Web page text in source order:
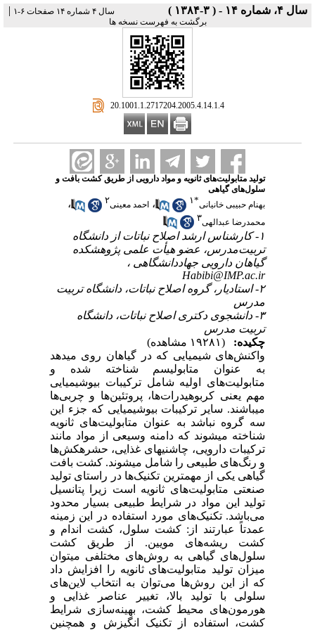
سال ۴، شماره ۱۴ - ( ۳-۱۳۸۴ ) سال ۴ شماره ۱۴ صفحات ۶-۱ |
برگشت به فهرست نسخه ها
‎ 20.1001.1.2717204.2005.4.14.1.4
تولید متابولیت‌های ثانویه و مواد دارویی از طریق کشت بافت و
سلول‌های گیاهی
بهنام حبیبی خانیانی*۱ ، احمد معینی۲ ،
محمدرضا عبدالهی۳
۱- کارشناس ارشد اصلاح نباتات از دانشگاه
تربیت‌مدرس، عضو هیأت علمی پژوهشکده
گیاهان دارویی جهاددانشگاهی ،
Habibi@IMP.ac.ir
۲- استادیار، گروه اصلاح نباتات، دانشگاه تربیت
مدرس
۳- دانشجوی دکتری اصلاح نباتات، دانشگاه
تربیت مدرس
چکیده:
(۱۹۲۸۱ مشاهده)
واکنش‌های شیمیایی که در گیاهان روی می‎دهد
به عنوان متابولیسم شناخته شده و
متابولیت‌های اولیه شامل ترکیبات بیوشیمیایی
مهم یعنی کربوهیدرات‌ها، پروتئین‌ها و چربی‌ها
می‎باشند. سایر ترکیبات بیوشیمیایی که جزء این
سه گروه نباشد به عنوان متابولیت‌های ثانویه
شناخته می‎شوند که دامنه‎ وسیعی از مواد مانند
ترکیبات دارویی، چاشنی‎های غذایی، حشره‎کش‌ها
و رنگ‌های طبیعی را شامل می‎شوند. کشت بافت
گیاهی یکی از مهم‎ترین تکنیک‌ها در راستای تولید
صنعتی متابولیت‌های ثانویه است زیرا پتانسیل
تولید این مواد در شرایط طبیعی بسیار محدود
می‌باشد. تکنیک‌های مورد استفاده در این زمینه
عمدتاً عبارتند از: کشت سلول، کشت اندام و
کشت ریشه‌های مویین. از طریق کشت
سلول‌های گیاهی به روش‌های مختلفی می‎توان
میزان تولید متابولیت‌های ثانویه را افزایش داد
که از این روش‌ها می‌توان به انتخاب لاین‌های
سلولی با تولید بالا، تغییر عناصر غذایی و
هورمون‌های محیط کشت، بهینه‌سازی شرایط
کشت، استفاده از تکنیک انگیزش و همچنین